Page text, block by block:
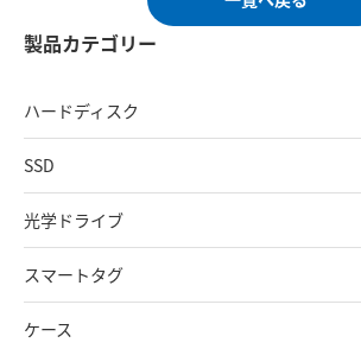
製品カテゴリー
ハードディスク
SSD
光学ドライブ
スマートタグ
ケース